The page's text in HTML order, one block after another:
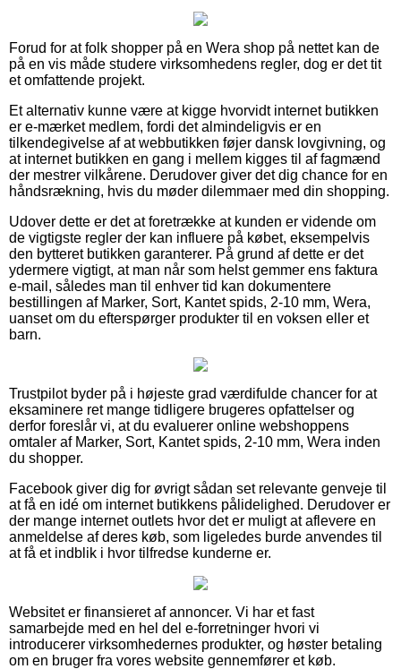
Forud for at folk shopper på en Wera shop på nettet kan de
på en vis måde studere virksomhedens regler, dog er det tit
et omfattende projekt.
Et alternativ kunne være at kigge hvorvidt internet butikken
er e-mærket medlem, fordi det almindeligvis er en
tilkendegivelse af at webbutikken føjer dansk lovgivning, og
at internet butikken en gang i mellem kigges til af fagmænd
der mestrer vilkårene. Derudover giver det dig chance for en
håndsrækning, hvis du møder dilemmaer med din shopping.
Udover dette er det at foretrække at kunden er vidende om
de vigtigste regler der kan influere på købet, eksempelvis
den bytteret butikken garanterer. På grund af dette er det
ydermere vigtigt, at man når som helst gemmer ens faktura
e-mail, således man til enhver tid kan dokumentere
bestillingen af Marker, Sort, Kantet spids, 2-10 mm, Wera,
uanset om du efterspørger produkter til en voksen eller et
barn.
Trustpilot byder på i højeste grad værdifulde chancer for at
eksaminere ret mange tidligere brugeres opfattelser og
derfor foreslår vi, at du evaluerer online webshoppens
omtaler af Marker, Sort, Kantet spids, 2-10 mm, Wera inden
du shopper.
Facebook giver dig for øvrigt sådan set relevante genveje til
at få en idé om internet butikkens pålidelighed. Derudover er
der mange internet outlets hvor det er muligt at aflevere en
anmeldelse af deres køb, som ligeledes burde anvendes til
at få et indblik i hvor tilfredse kunderne er.
Websitet er finansieret af annoncer. Vi har et fast
samarbejde med en hel del e-forretninger hvori vi
introducerer virksomhedernes produkter, og høster betaling
om en bruger fra vores website gennemfører et køb.